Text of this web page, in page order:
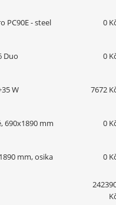
PC90E - steel 0
Duo 0
W 7672
690x1890 mm 0
mm, osika 0